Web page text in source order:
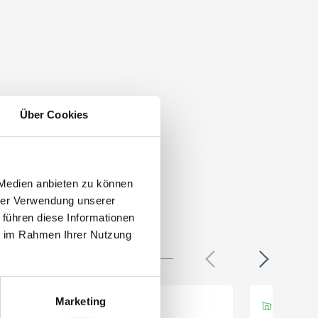
Über Cookies
anbieten zu können
Verwendung unserer
diese Informationen
Rahmen Ihrer Nutzung
Marketing